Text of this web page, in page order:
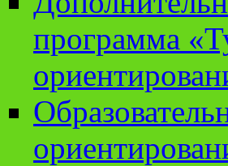
программа